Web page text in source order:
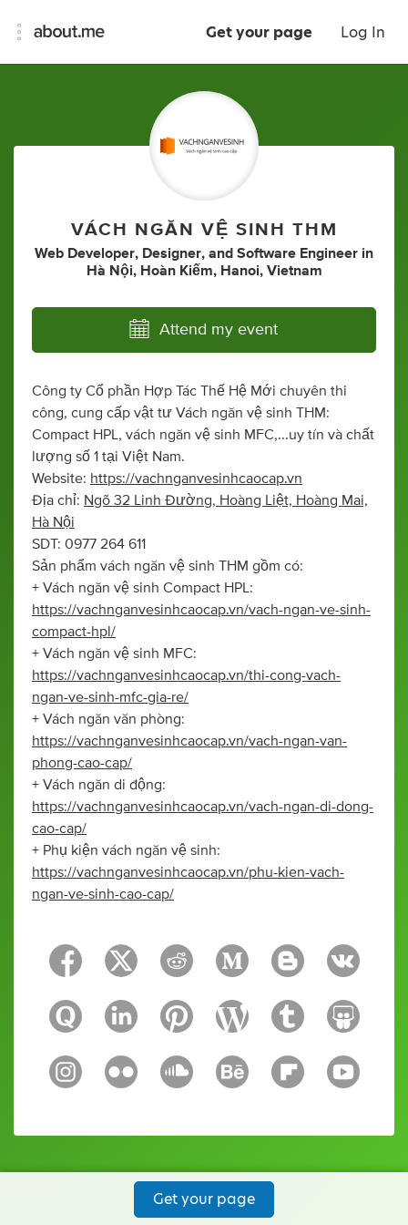
Get your page Log In
VÁCH NGĂN VỆ SINH THM
Web Developer, Designer, and Software Engineer in
Hà Nội, Hoàn Kiếm, Hanoi, Vietnam
Attend my event
Công ty Cổ phần Hợp Tác Thế Hệ Mới chuyên thi
công, cung cấp vật tư Vách ngăn vệ sinh THM:
Compact HPL, vách ngăn vệ sinh MFC,...uy tín và chất
lượng số 1 tại Việt Nam.
Website: https://vachnganvesinhcaocap.vn
Địa chỉ: Ngõ 32 Linh Đường, Hoàng Liệt, Hoàng Mai,
Hà Nội
SDT: 0977 264 611
Sản phẩm vách ngăn vệ sinh THM gồm có:
+ Vách ngăn vệ sinh Compact HPL:
https://vachnganvesinhcaocap.vn/vach-ngan-ve-sinh-
compact-hpl/
+ Vách ngăn vệ sinh MFC:
https://vachnganvesinhcaocap.vn/thi-cong-vach-
ngan-ve-sinh-mfc-gia-re/
+ Vách ngăn văn phòng:
https://vachnganvesinhcaocap.vn/vach-ngan-van-
phong-cao-cap/
+ Vách ngăn di động:
https://vachnganvesinhcaocap.vn/vach-ngan-di-dong-
cao-cap/
+ Phụ kiện vách ngăn vệ sinh:
https://vachnganvesinhcaocap.vn/phu-kien-vach-
ngan-ve-sinh-cao-cap/
Get your page